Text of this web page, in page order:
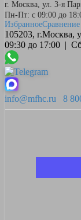
г. Москва, ул. 3-я
Пн-Пт: с 09:00 до
ИзбранноеСравнение
105203, г.Москва,
09:30 до 17:00 |
info@mfhc.ru 8